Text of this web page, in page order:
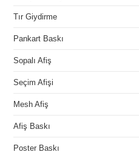
Tır Giydirme
Pankart Baskı
Sopalı Afiş
Seçim Afişi
Mesh Afiş
Afiş Baskı
Poster Baskı